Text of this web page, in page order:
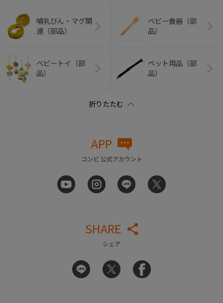
哺乳びん・マグ関
連（部品）
ベビー食器（部
品）
ベビートイ（部
品）
ペット用品（部
品）
APP
コンビ 公式アカウント
SHARE
シェア